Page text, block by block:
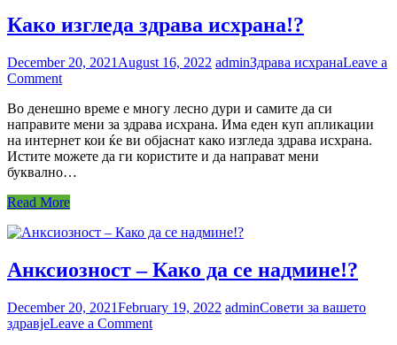
вид
на
храна?
Како изгледа здрава исхрана!?
December 20, 2021 August 16, 2022 adminЗдрава исхранаLeave a
Commenton
изгледа
здрава
исхрана!?
Во денешно време е многу лесно дури и самите да си
направите мени за здрава исхрана. Има еден куп апликации
на интернет кои ќе ви објаснат како изгледа здрава исхрана.
Истите можете да ги користите и да направат мени
буквално…
Read More
Анксиозност – Како да се надмине!?
December 20, 2021February 19, 2022 adminСовети за вашето
здравјеLeave a Commenton